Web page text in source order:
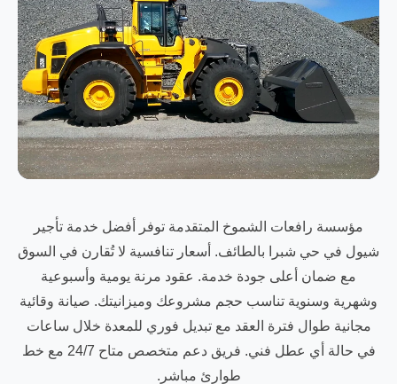
مؤسسة رافعات الشموخ المتقدمة توفر أفضل خدمة تأجير
شيول في حي شبرا بالطائف. أسعار تنافسية لا تُقارن في السوق
مع ضمان أعلى جودة خدمة. عقود مرنة يومية وأسبوعية
وشهرية وسنوية تناسب حجم مشروعك وميزانيتك. صيانة وقائية
مجانية طوال فترة العقد مع تبديل فوري للمعدة خلال ساعات
في حالة أي عطل فني. فريق دعم متخصص متاح 24/7 مع خط
طوارئ مباشر.